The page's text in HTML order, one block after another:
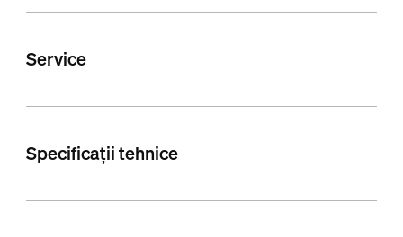
Service
Specificații tehnice